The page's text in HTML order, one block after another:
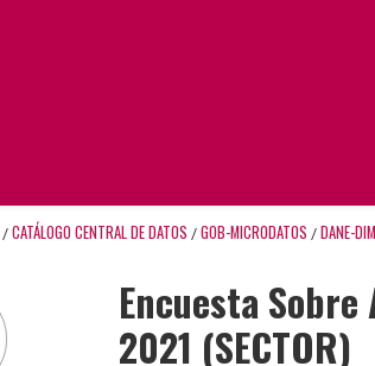
/ CATÁLOGO CENTRAL DE DATOS / GOB-MICRODATOS / DANE-
Encuesta
2021 (SECTOR)